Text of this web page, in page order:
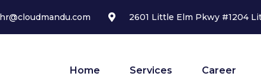
hr@cloudmandu.com 2601 Little Elm Pkwy #1204
Home Services Career